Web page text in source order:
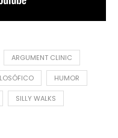
ARGUMENT CLINIC
HUMOR
SILLY WALKS